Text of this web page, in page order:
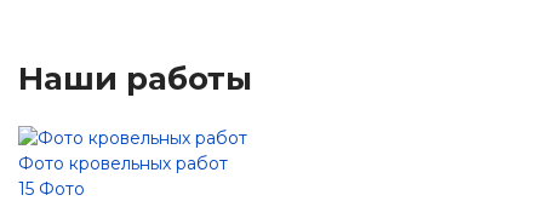
Наши работы
Фото кровельных работ
15 Фото